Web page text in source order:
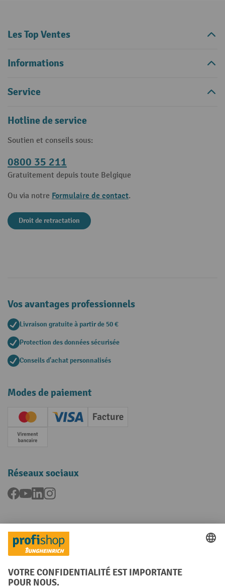
Les Top Ventes
Informations
Service
Hotline de service
Soutien et conseils sous:
0800 35 211
Gratuitement depuis toute Belgique
Ou via notre Formulaire de contact.
Droit de retractation
Vos avantages professionnels
Livraison gratuite à partir de 50 €
Protection des données sécurisée
Conseils d'achat personnalisés
Modes de paiement
Creditcard (Master)Creditcard (Visa)
Facture
Paiement anticipé
Réseaux sociaux
Facebook
YouTubeLinkedInInstagram
Langues
FR NL